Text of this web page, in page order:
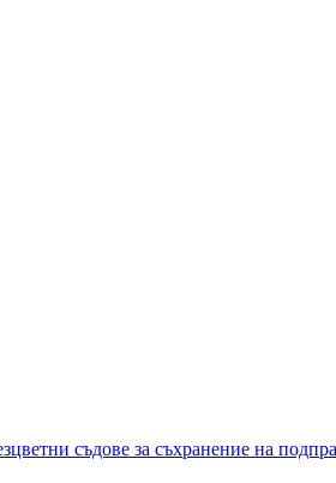
съдове за съхранение на